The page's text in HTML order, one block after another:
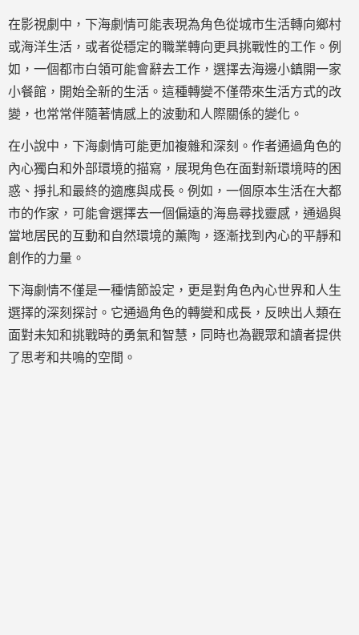
在影視劇中，下海劇情可能表現為角色從城市生活轉向鄉村
或海洋生活，或者從穩定的職業轉向更具挑戰性的工作。例
如，一個都市白領可能會辭去工作，選擇去海邊小鎮開一家
小餐館，開始全新的生活。這種轉變不僅帶來生活方式的改
變，也常常伴隨著情感上的波動和人際關係的變化。
在小說中，下海劇情可能更加複雜和深刻。作者通過角色的
內心獨白和外部環境的描寫，展現角色在面對新環境時的困
惑、掙扎和最終的適應與成長。例如，一個原本生活在大都
市的作家，可能會選擇去一個偏遠的海島尋找靈感，通過與
當地居民的互動和自然環境的薰陶，逐漸找到內心的平靜和
創作的力量。
下海劇情不僅是一種情節設定，更是對角色內心世界和人生
選擇的深刻探討。它通過角色的轉變和成長，反映出人類在
面對未知和挑戰時的勇氣和智慧，同時也為觀眾和讀者提供
了思考和共鳴的空間。